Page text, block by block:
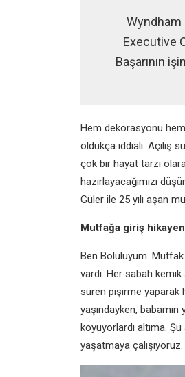
Wyndham
Executive
Başarının
Hem dekorasyonu
oldukça iddialı. Açılış
çok bir hayat tarzı
hazırlayacağımızı
Güler ile 25 yılı aşan
Mutfağa giriş
Ben Boluluyum. Mutfak
vardı. Her sabah
süren pişirme yaparak
yaşındayken,
koyuyorlardı altıma.
yaşatmaya